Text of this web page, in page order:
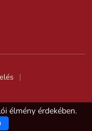
élmény érdekében.